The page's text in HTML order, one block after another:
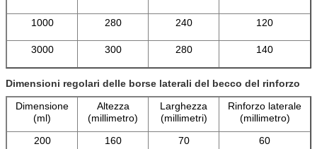
1000 280 240 120
3000 300 280 140
Dimensioni regolari delle borse laterali del becco del rinforzo
Dimensione
(ml)
Altezza
(millimetro)
Larghezza
(millimetri)
Rinforzo laterale
(millimetro)
200
160 70 60